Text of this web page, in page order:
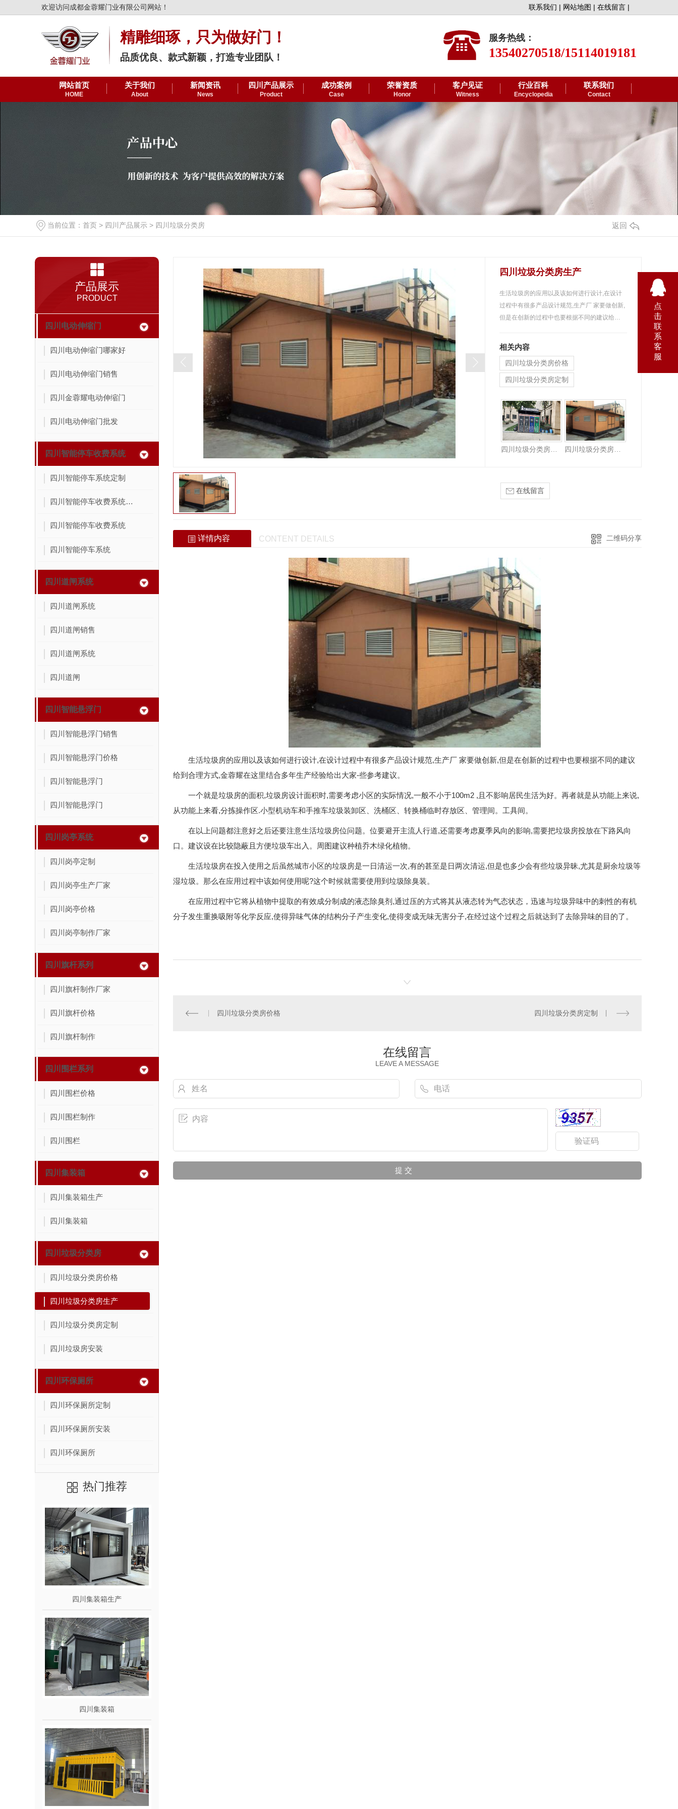
欢迎访问成都金蓉耀门业有限公司网站！ 在线留言 |
网站地图 |
联系我们 |
精雕细琢，只为做好门！
品质优良、款式新颖，打造专业团队！
服务热线：
13540270518/15114019181
网站首页
HOME
关于我们
About
新闻资讯
News
四川产品展示
Product
成功案例
Case
荣誉资质
Honor
客户见证
Witness
行业百科
Encyclopedia
联系我们
Contact
当前位置： 首页 > 四川产品展示 > 四川垃圾分类房 返回
产品展示
PRODUCT
四川电动伸缩门
四川电动伸缩门哪家好
四川电动伸缩门销售
四川金蓉耀电动伸缩门
四川电动伸缩门批发
四川智能停车收费系统
四川智能停车系统定制
四川智能停车收费系统销售
四川智能停车收费系统
四川智能停车系统
四川道闸系统
四川道闸系统
四川道闸销售
四川道闸系统
四川道闸
四川智能悬浮门
四川智能悬浮门销售
四川智能悬浮门价格
四川智能悬浮门
四川智能悬浮门
四川岗亭系统
四川岗亭定制
四川岗亭生产厂家
四川岗亭价格
四川岗亭制作厂家
四川旗杆系列
四川旗杆制作厂家
四川旗杆价格
四川旗杆制作
四川围栏系列
四川围栏价格
四川围栏制作
四川围栏
四川集装箱
四川集装箱生产
四川集装箱
四川垃圾分类房
四川垃圾分类房价格
四川垃圾分类房生产
四川垃圾分类房定制
四川垃圾房安装
四川环保厕所
四川环保厕所定制
四川环保厕所安装
四川环保厕所
热门推荐
四川集装箱生产
四川集装箱
四川垃圾分类房生产
生活垃圾房的应用以及该如何进行设计,在设计
过程中有很多产品设计规范,生产厂 家要做创新,
但是在创新的过程中也要根据不同的建议给…
相关内容
四川垃圾分类房价格
四川垃圾分类房定制
四川垃圾分类房价格
在线留言
详情内容 CONTENT DETAILS 二维码分享
生活垃圾房的应用以及该如何进行设计,在设计过程中有很多产品设计规范,生产厂 家要做创新,但是在创新的过程中也要根据不同的建议
给到合理方式,金蓉耀在这里结合多年生产经验给出大家-些参考建议。
一个就是垃圾房的面积,垃圾房设计面积时,需要考虑小区的实际情况,一般不小于100m2 ,且不影响居民生活为好。再者就是从功能上来说,
从功能上来看,分拣操作区.小型机动车和手推车垃圾装卸区、洗桶区、转换桶临时存放区、管理间。工具间。
在以上问题都注意好之后还要注意生活垃圾房位问题。位要避开主流人行道,还需要考虑夏季风向的影响,需要把垃圾房投放在下路风向
口。建议设在比较隐蔽且方便垃圾车出入。周图建议种植乔木绿化植物。
生活垃圾房在投入使用之后虽然城市小区的垃圾房是一日清运一次,有的甚至是日两次清运,但是也多少会有些垃圾异昧,尤其是厨余垃圾等
湿垃圾。那么在应用过程中该如何使用呢?这个时候就需要使用到垃圾除臭装。
在应用过程中它将从植物中提取的有效成分制成的液态除臭剂,通过压的方式将其从液态转为气态状态，迅速与垃圾异味中的刺性的有机
分子发生重换吸附等化学反应,使得异味气体的结构分子产生变化,使得变成无味无害分子,在经过这个过程之后就达到了去除异味的目的了。
四川垃圾分类房价格 四川垃圾分类房定制
在线留言
LEAVE A MESSAGE
点
击
联
系
客
服